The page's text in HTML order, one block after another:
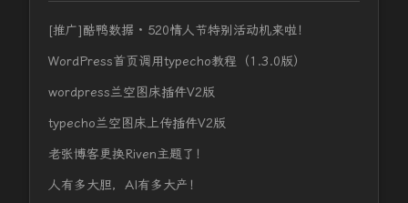
[推广]酷鸭数据 · 520情人节特别活动机来啦！
WordPress首页调用typecho教程（1.3.0版）
wordpress兰空图床插件V2版
typecho兰空图床上传插件V2版
老张博客更换Riven主题了！
人有多大胆，AI有多大产！